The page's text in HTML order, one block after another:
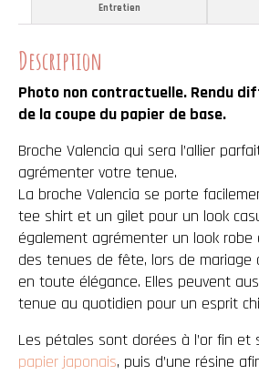
Entretien
Description
Photo non contractuelle. Rendu
de la coupe du papier de base.
Broche Valencia qui sera l’allier
agrémenter votre tenue.
La broche Valencia se porte
tee shirt et un gilet pour un look
également agrémenter un look
des tenues de fête, lors de mariage
en toute élégance. Elles peuvent
tenue au quotidien pour un esprit
Les pétales sont dorées à l’or fin et
papier japonais, puis d’une résine